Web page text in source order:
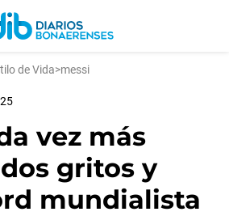
de Vida>messi
vez más
gritos y
mundialista